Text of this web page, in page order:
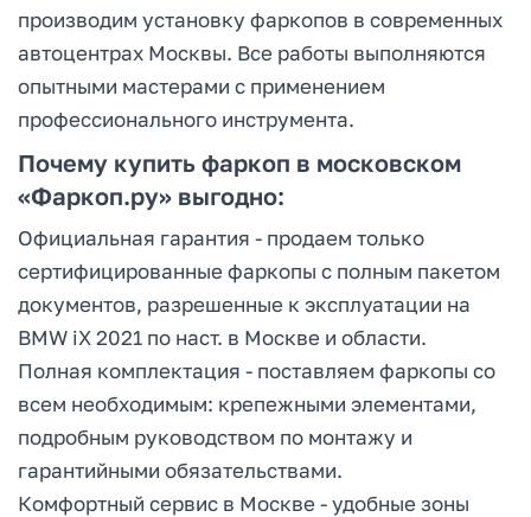
производим установку фаркопов в современных
автоцентрах Москвы. Все работы выполняются
опытными мастерами с применением
профессионального инструмента.
Почему купить фаркоп в московском
«Фаркоп.ру» выгодно:
Официальная гарантия - продаем только
сертифицированные фаркопы с полным пакетом
документов, разрешенные к эксплуатации на
BMW iX 2021 по наст. в Москве и области.
Полная комплектация - поставляем фаркопы со
всем необходимым: крепежными элементами,
подробным руководством по монтажу и
гарантийными обязательствами.
Комфортный сервис в Москве - удобные зоны